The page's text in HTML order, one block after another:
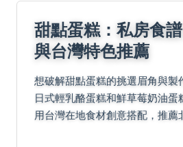
甜點蛋糕：私房食
與台灣特色推薦
想破解甜點蛋糕的挑選眉角與製
日式輕乳酪蛋糕和鮮草莓奶油蛋
用台灣在地食材創意搭配，推薦